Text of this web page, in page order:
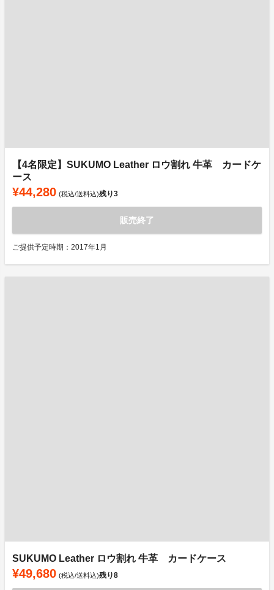
【4名限定】SUKUMO Leather ロウ割れ 牛革 カードケ
ース
¥44,280 (税込/送料込)残り3
販売終了
ご提供予定時期：2017年1月
SUKUMO Leather ロウ割れ 牛革 カードケース
¥49,680 (税込/送料込)残り8